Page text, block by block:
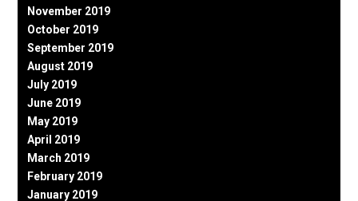
November 2019
October 2019
September 2019
August 2019
July 2019
June 2019
May 2019
April 2019
March 2019
February 2019
January 2019